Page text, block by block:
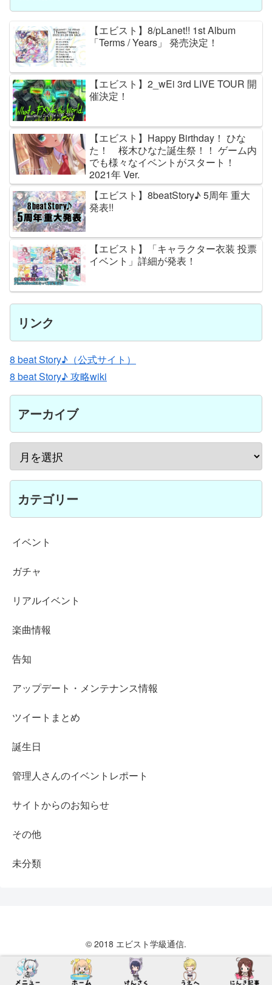
【エビスト】8/pLanet!! 1st Album
「Terms / Years」 発売決定！
【エビスト】2_wEi 3rd LIVE TOUR 開
催決定！
【エビスト】Happy Birthday！ ひな
た！ 桜木ひなた誕生祭！！ ゲーム内
でも様々なイベントがスタート！
2021年 Ver.
【エビスト】8beatStory♪ 5周年 重大
発表!!
【エビスト】「キャラクター衣装 投票
イベント」詳細が発表！
リンク
8 beat Story♪（公式サイト）
8 beat Story♪ 攻略wiki
アーカイブ
カテゴリー
イベント
ガチャ
リアルイベント
楽曲情報
告知
アップデート・メンテナンス情報
ツイートまとめ
誕生日
管理人さんのイベントレポート
サイトからのお知らせ
その他
未分類
© 2018 エビスト学級通信.
メニュー ホーム 検索 トップ サイドバー